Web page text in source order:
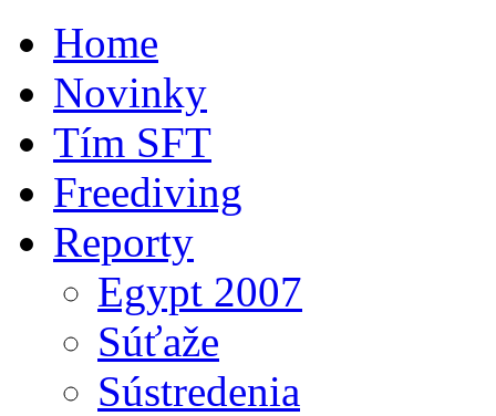
Home
Novinky
Tím SFT
Freediving
Reporty
Egypt 2007
Súťaže
Sústredenia